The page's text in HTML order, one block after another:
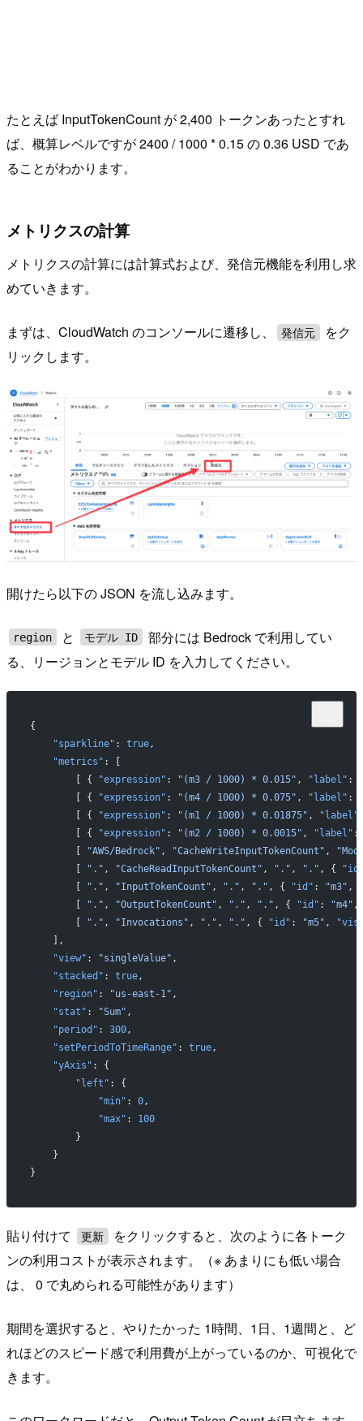
たとえば InputTokenCount が 2,400 トークンあったとすれ
ば、概算レベルですが 2400 / 1000 * 0.15 の 0.36 USD であ
ることがわかります。
メトリクスの計算
メトリクスの計算には計算式および、発信元機能を利用し求
めていきます。
まずは、CloudWatch のコンソールに遷移し、 発信元
をク
リックします。
開けたら以下の JSON を流し込みます。
region と モデル ID
部分には Bedrock で利用してい
る、リージョンとモデル ID を入力してください。
{
    "sparkline"
: true,
    "metrics"
: [
        [ {
"expression" : "(m3 / 1000) * 0.015" , "label" :
        [ {
"expression" : "(m4 / 1000) * 0.075" , "label" :
        [ {
"expression" : "(m1 / 1000) * 0.01875" , "label"
        [ {
"expression" : "(m2 / 1000) * 0.0015" , "label"
        [
"AWS/Bedrock" , "CacheWriteInputTokenCount" ,
        [
"." , "CacheReadInputTokenCount" , "." , "." , {
        [
"." , "InputTokenCount" , "." , "." , { "id" : "m3" ,
        [
"." , "OutputTokenCount" , "." , "." , { "id" : "m4"
        [
"." , "Invocations" , "." , "." , { "id" : "m5" ,
    ],
    "view"
: "singleValue" ,
    "stacked"
: true,
    "region"
: "us-east-1" ,
    "stat"
: "Sum" ,
    "period"
: 300,
    "setPeriodToTimeRange"
: true,
    "yAxis"
: {
        "left"
: {
            "min"
: 0,
            "max"
: 100
        }
    }
}
貼り付けて 更新
をクリックすると、次のように各トーク
ンの利用コストが表示されます。（※ あまりにも低い場合
は、 0 で丸められる可能性があります）
期間を選択すると、やりたかった 1時間、1日、1週間と、ど
れほどのスピード感で利用費が上がっているのか、可視化で
きます。